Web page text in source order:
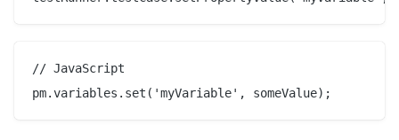
// JavaScript